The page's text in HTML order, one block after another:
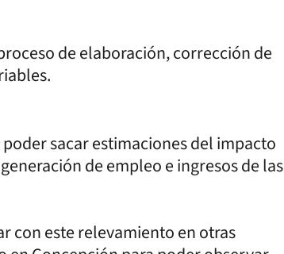
de elaboración, corrección de
sacar estimaciones del impacto
de empleo e ingresos de las
con este relevamiento en otras